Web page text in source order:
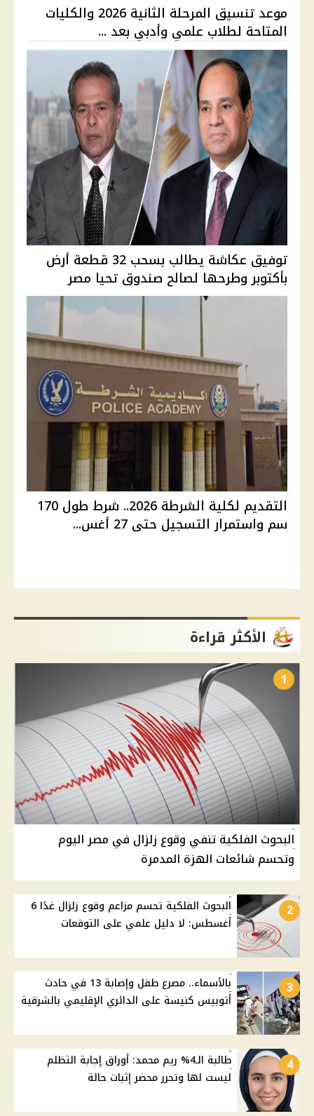
موعد تنسيق المرحلة الثانية 2026 والكليات
المتاحة لطلاب علمي وأدبي بعد ...
توفيق عكاشة يطالب بسحب 32 قطعة أرض
بأكتوبر وطرحها لصالح صندوق تحيا مصر
التقديم لكلية الشرطة 2026.. شرط طول 170
سم واستمرار التسجيل حتى 27 أغس...
الأكثر قراءة
1
البحوث الفلكية تنفي وقوع زلزال في مصر اليوم
وتحسم شائعات الهزة المدمرة
2
البحوث الفلكية تحسم مزاعم وقوع زلزال غدًا 6
أغسطس: لا دليل علمي على التوقعات
3
بالأسماء.. مصرع طفل وإصابة 13 في حادث
أتوبيس كنيسة على الدائري الإقليمي بالشرقية
4
طالبة الـ4% ريم محمد: أوراق إجابة التظلم
ليست لها وتحرر محضر إثبات حالة